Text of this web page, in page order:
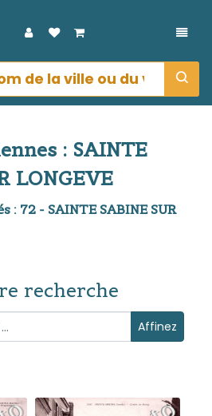
: SAINTE
LONGEVE
: 72 - SAINTE SABINE SUR
recherche
Affinez